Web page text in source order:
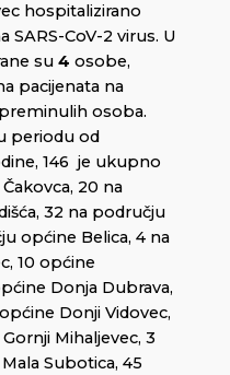
hospitalizirano
SARS-CoV-2 virus. U
su 4 osobe,
pacijenata na
osoba.
periodu od
146 je ukupno
20 na
32 na području
općine Belica, 4 na
10 općine
Donja Dubrava,
Donji Vidovec,
Mihaljevec, 3
Subotica, 45